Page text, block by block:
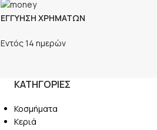
ΕΓΓΥΗΣΗ ΧΡΗΜΑΤΩΝ
Εντός 14 ημερών
ΚΑΤΗΓΟΡΙΕΣ
Κοσμήματα
Κεριά